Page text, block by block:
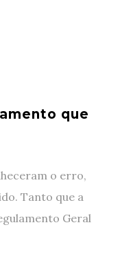
que
o erro,
Tanto que a
Geral